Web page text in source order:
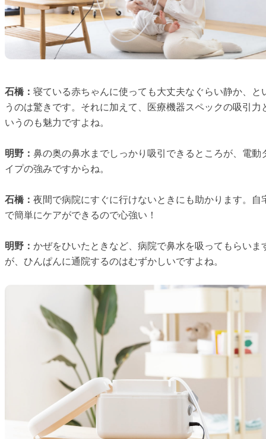
石橋： 寝ている赤ちゃんに使っても大丈夫なぐらい静か、と
うのは驚きです。それに加えて、医療機器スペックの吸引力
いうのも魅力ですよね。
明野： 鼻の奥の鼻水までしっかり吸引できるところが、電動
イプの強みですからね。
石橋： 夜間で病院にすぐに行けないときにも助かります。自
で簡単にケアができるので心強い！
明野： かぜをひいたときなど、病院で鼻水を吸ってもらいま
が、ひんぱんに通院するのはむずかしいですよね。